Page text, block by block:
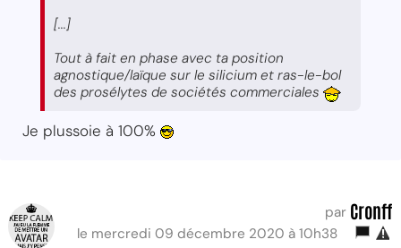
[...]
Tout à fait en phase avec ta position
agnostique/laïque sur le silicium et ras-le-bol
des prosélytes de sociétés commerciales
Je plussoie à 100%
par Cronff
le mercredi 09 décembre 2020 à 10h38